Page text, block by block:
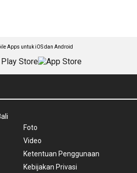
Apps untuk iOS dan Android
Foto
Video
Ketentuan Penggunaan
Kebijakan Privasi